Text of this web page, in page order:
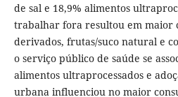
de sal e 18,9% alimentos
trabalhar fora resultou em maior
derivados, frutas/suco natural e
o serviço público de saúde se
alimentos ultraprocessados e
urbana influenciou no maior